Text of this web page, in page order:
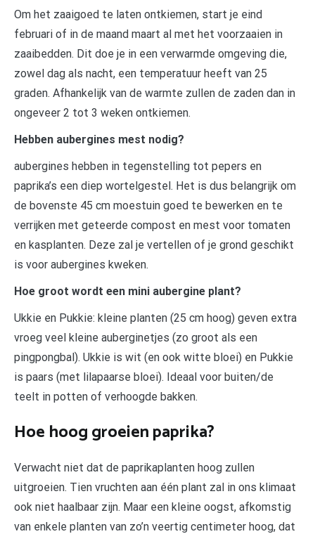
Om het zaaigoed te laten ontkiemen, start je eind
februari of in de maand maart al met het voorzaaien in
zaaibedden. Dit doe je in een verwarmde omgeving die,
zowel dag als nacht, een temperatuur heeft van 25
graden. Afhankelijk van de warmte zullen de zaden dan in
ongeveer 2 tot 3 weken ontkiemen.
Hebben aubergines mest nodig?
aubergines hebben in tegenstelling tot pepers en
paprika’s een diep wortelgestel. Het is dus belangrijk om
de bovenste 45 cm moestuin goed te bewerken en te
verrijken met geteerde compost en mest voor tomaten
en kasplanten. Deze zal je vertellen of je grond geschikt
is voor aubergines kweken.
Hoe groot wordt een mini aubergine plant?
Ukkie en Pukkie: kleine planten (25 cm hoog) geven extra
vroeg veel kleine auberginetjes (zo groot als een
pingpongbal). Ukkie is wit (en ook witte bloei) en Pukkie
is paars (met lilapaarse bloei). Ideaal voor buiten/de
teelt in potten of verhoogde bakken.
Hoe hoog groeien paprika?
Verwacht niet dat de paprikaplanten hoog zullen
uitgroeien. Tien vruchten aan één plant zal in ons klimaat
ook niet haalbaar zijn. Maar een kleine oogst, afkomstig
van enkele planten van zo’n veertig centimeter hoog, dat